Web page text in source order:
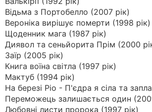
Відьма з Портобелло (2007 рік)
Вероніка вирішує померти (1998 рік)
Щоденник мага (1987 рік)
Диявол та сеньйорита Прім (2000
Заїр (2005 рік)
Книга воїна світла (1997 рік)
Мактуб (1994 рік)
На березі Ріо - П'єдра я сіла та
Переможець залишається один
Любовні листи пророка (1997 рік)